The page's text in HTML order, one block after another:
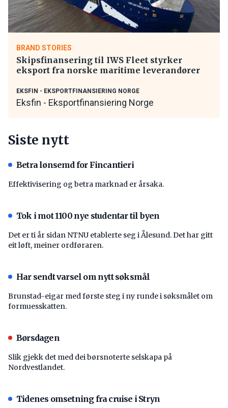
BRAND STORIES
Skipsfinansering til IWS Fleet styrker
eksport fra norske maritime leverandører
EKSFIN - EKSPORTFINANSIERING NORGE
Eksfin - Eksportfinansiering Norge
Siste nytt
Betra lønsemd for Fincantieri
Effektivisering og betra marknad er årsaka.
Tok i mot 1100 nye studentar til byen
Det er ti år sidan NTNU etablerte seg i Ålesund. Det har gitt
eit løft, meiner ordføraren.
Har sendt varsel om nytt søksmål
Brunstad-eigar med første steg i ny runde i søksmålet om
formuesskatten.
Børsdagen
Slik gjekk det med dei børsnoterte selskapa på
Nordvestlandet.
Tidenes omsetning fra cruise i Stryn